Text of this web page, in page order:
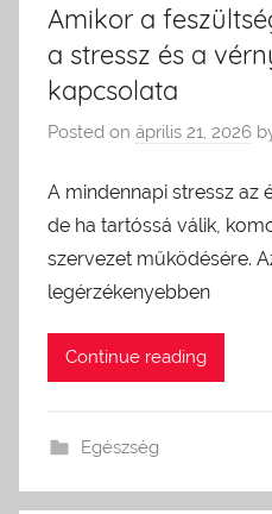
Amikor a
a stressz és a
kapcsolata
Posted on április 21, 2026
A mindennapi stressz az
de ha tartóssá válik,
szervezet működésére.
legérzékenyebben
Continue reading
Egészség